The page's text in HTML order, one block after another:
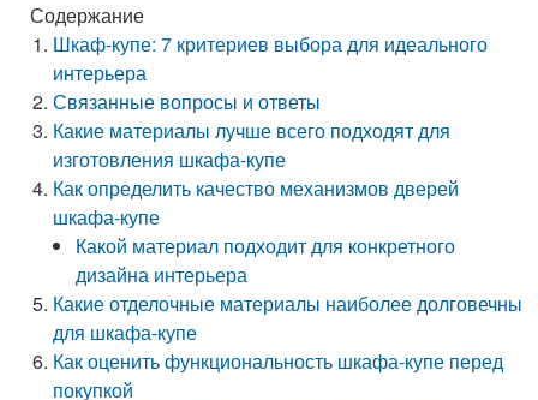
Содержание
Шкаф-купе: 7 критериев выбора для идеального
интерьера
Связанные вопросы и ответы
Какие материалы лучше всего подходят для
изготовления шкафа-купе
Как определить качество механизмов дверей
шкафа-купе
Какой материал подходит для конкретного
дизайна интерьера
Какие отделочные материалы наиболее долговечны
для шкафа-купе
Как оценить функциональность шкафа-купе перед
покупкой